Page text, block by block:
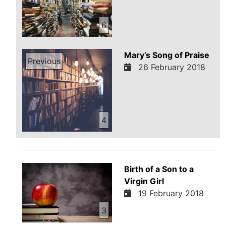
6
Previous
4
Mary’s Song of Praise
26 February 2018
3
Birth of a Son to a
Virgin Girl
19 February 2018